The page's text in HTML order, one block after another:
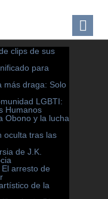
clips de sus
para
más draga: Solo
LGBTI:
Humanos
Obono y la lucha
oculta tras las
de J.K.
arresto de
de la